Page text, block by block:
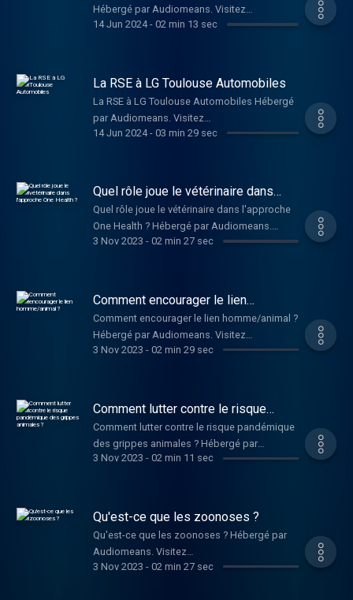
Hébergé par Audiomeans. Visitez
audiomeans.fr/politique-de-confidentialite
14 Jun 2024- 02 min 13 sec
La RSE à LG Toulouse Automobiles
La RSE à LG Toulouse Automobiles Hébergé
par Audiomeans. Visitez
audiomeans.fr/politique-de-confidentialite
14 Jun 2024- 03 min 29 sec
Quel rôle joue le vétérinaire dans
l'approche One Health ?
Quel rôle joue le vétérinaire dans l'approche
One Health ? Hébergé par Audiomeans.
Visitez audiomeans.fr/politique-de-
3 Nov 2023 - 02 min 27 sec
Comment encourager le lien
homme/animal ?
Comment encourager le lien homme/animal ?
Hébergé par Audiomeans. Visitez
audiomeans.fr/politique-de-confidentialite
3 Nov 2023 - 02 min 29 sec
Comment lutter contre le risque
pandémique des grippes animales ?
Comment lutter contre le risque pandémique
des grippes animales ? Hébergé par
Audiomeans. Visitez
3 Nov 2023 - 02 min 11 sec
Qu'est-ce que les zoonoses ?
Qu'est-ce que les zoonoses ? Hébergé par
Audiomeans. Visitez
audiomeans.fr/politique-de-confidentialite
3 Nov 2023 - 02 min 27 sec